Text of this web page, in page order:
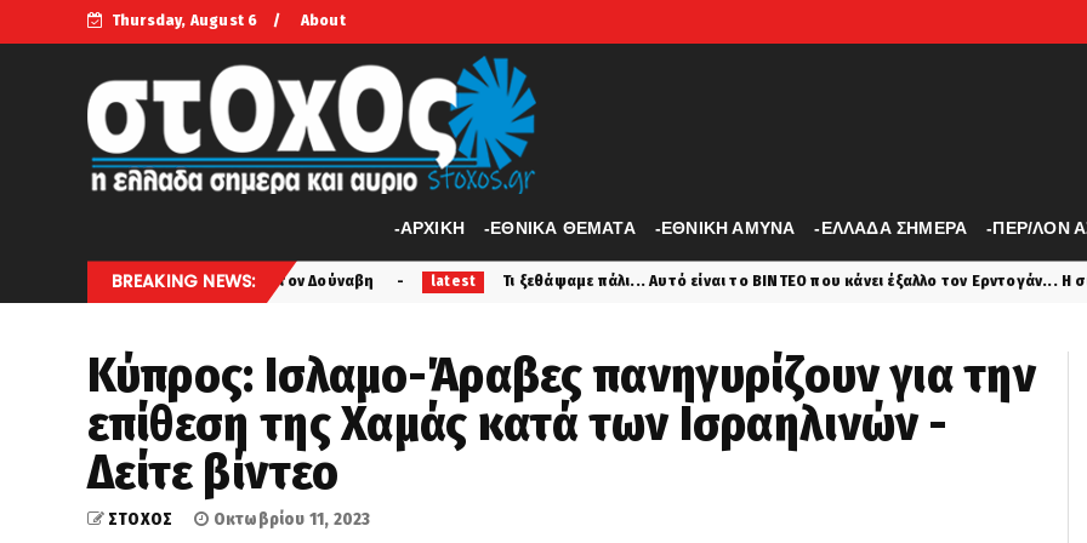
Thursday, August 6 About
-APXIKH -ΕΘΝΙΚΑ ΘΕΜΑΤΑ -ΕΘΝΙΚΗ ΑΜΥΝΑ -ΕΛΛΑΔΑ ΣΗΜΕΡΑ -ΠΕΡ/ΛΟΝ
BREAKING NEWS:
στάθμης στον Δούναβη latest Τι ξεθάψαμε πάλι... Αυτό είναι το ΒΙΝΤΕΟ που κάνει έξαλλο τον Ερντογάν... Η σύγκριση του με τον
Κύπρος: Ισλαμο-Άραβες πανηγυρίζουν για την
επίθεση της Χαμάς κατά των Ισραηλινών -
Δείτε βίντεο
ΣΤΟΧΟΣ Οκτωβρίου 11, 2023